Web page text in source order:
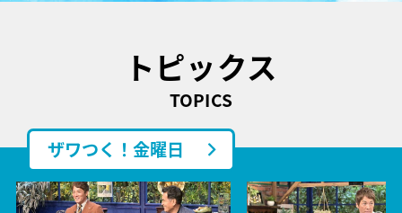
トピックス
TOPICS
ザワつく！金曜日